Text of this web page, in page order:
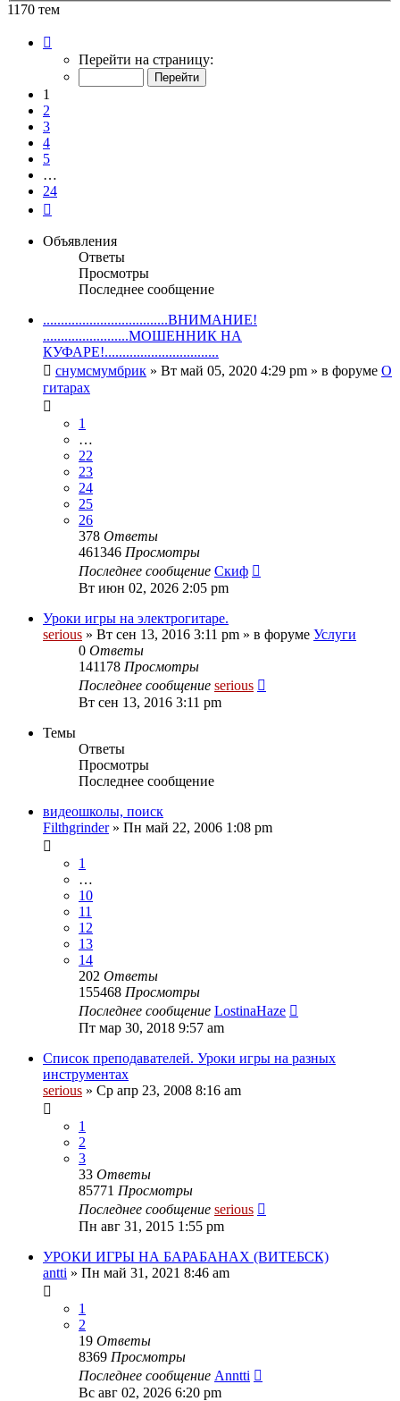
1170 тем
Перейти на страницу:
1
2
3
4
5
…
24
Объявления
Ответы
Просмотры
Последнее сообщение
...................................ВНИМАНИЕ!
........................МОШЕННИК НА
КУФАРЕ!................................
снумсмумбрик » Вт май 05, 2020 4:29 pm » в форуме О
гитарах
1
…
22
23
24
25
26
378 Ответы
461346 Просмотры
Последнее сообщение Скиф
Вт июн 02, 2026 2:05 pm
Уроки игры на электрогитаре.
serious » Вт сен 13, 2016 3:11 pm » в форуме Услуги
0 Ответы
141178 Просмотры
Последнее сообщение serious
Вт сен 13, 2016 3:11 pm
Темы
Ответы
Просмотры
Последнее сообщение
видеошколы, поиск
Filthgrinder» Пн май 22, 2006 1:08 pm
1
…
10
11
12
13
14
202 Ответы
155468 Просмотры
Последнее сообщение LostinaHaze
Пт мар 30, 2018 9:57 am
Список преподавателей. Уроки игры на разных
инструментах
serious » Ср апр 23, 2008 8:16 am
1
2
3
33 Ответы
85771 Просмотры
Последнее сообщение serious
Пн авг 31, 2015 1:55 pm
УРОКИ ИГРЫ НА БАРАБАНАХ (ВИТЕБСК)
antti » Пн май 31, 2021 8:46 am
1
2
19 Ответы
8369 Просмотры
Последнее сообщение Anntti
Вс авг 02, 2026 6:20 pm